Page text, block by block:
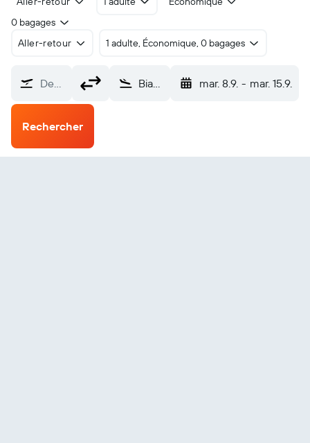
0 bagages
Aller-retour
1 adulte, Économique, 0 bagages
De… Biak Aéroport Frans-Kaisiepo (BIK) mar. 8.9. - mar. 15.9.
Rechercher